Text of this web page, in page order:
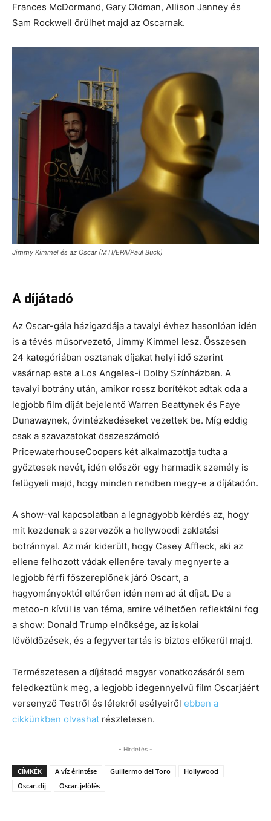
Frances McDormand, Gary Oldman, Allison Janney és
Sam Rockwell örülhet majd az Oscarnak.
Jimmy Kimmel és az Oscar (MTI/EPA/Paul Buck)
A díjátadó
Az Oscar-gála házigazdája a tavalyi évhez hasonlóan idén
is a tévés műsorvezető, Jimmy Kimmel lesz. Összesen
24 kategóriában osztanak díjakat helyi idő szerint
vasárnap este a Los Angeles-i Dolby Színházban. A
tavalyi botrány után, amikor rossz borítékot adtak oda a
legjobb film díját bejelentő Warren Beattynek és Faye
Dunawaynek, óvintézkedéseket vezettek be. Míg eddig
csak a szavazatokat összeszámoló
PricewaterhouseCoopers két alkalmazottja tudta a
győztesek nevét, idén először egy harmadik személy is
felügyeli majd, hogy minden rendben megy-e a díjátadón.
A show-val kapcsolatban a legnagyobb kérdés az, hogy
mit kezdenek a szervezők a hollywoodi zaklatási
botránnyal. Az már kiderült, hogy Casey Affleck, aki az
ellene felhozott vádak ellenére tavaly megnyerte a
legjobb férfi főszereplőnek járó Oscart, a
hagyományoktól eltérően idén nem ad át díjat. De a
metoo-n kívül is van téma, amire vélhetően reflektálni fog
a show: Donald Trump elnöksége, az iskolai
lövöldözések, és a fegyvertartás is biztos előkerül majd.
Természetesen a díjátadó magyar vonatkozásáról sem
feledkeztünk meg, a legjobb idegennyelvű film Oscarjáért
versenyző Testről és lélekről esélyeiről ebben a
cikkünkben olvashat részletesen.
- Hirdetés -
CÍMKÉK A víz érintése Guillermo del Toro
Hollywood
Oscar-díj
Oscar-jelölés